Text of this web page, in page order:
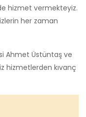
hizmet vermekteyiz.
her zaman
Ahmet Üstüntaş ve
hizmetlerden kıvanç